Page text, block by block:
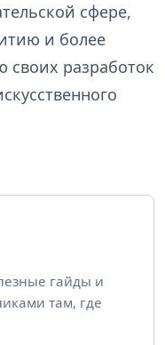
сфере,
и более
разработок
гайды и
там, где